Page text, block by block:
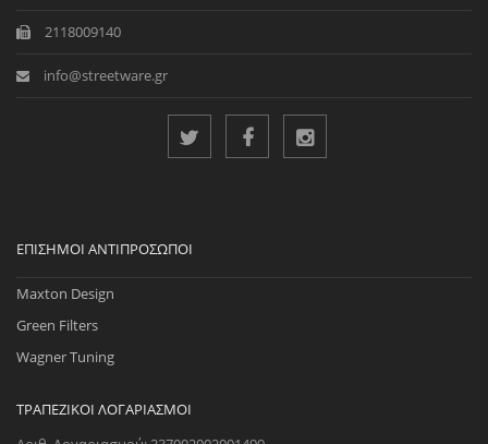
2118009140
info@streetware.gr
ΕΠΊΣΗΜΟΙ ΑΝΤΙΠΡΌΣΩΠΟΙ
Maxton Design
Green Filters
Wagner Tuning
ΤΡΑΠΕΖΙΚΟΊ ΛΟΓΑΡΙΑΣΜΟΊ